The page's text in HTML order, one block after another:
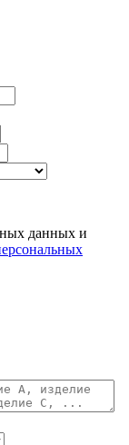
данных и